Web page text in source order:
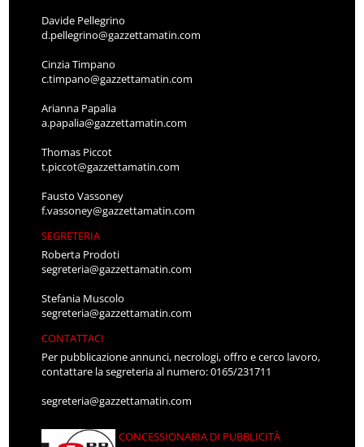
Davide Pellegrino
d.pellegrino@gazzettamatin.com
Cinzia Timpano
c.timpano@gazzettamatin.com
Arianna Papalia
a.papalia@gazzettamatin.com
Thomas Piccot
t.piccot@gazzettamatin.com
Fausto Vassoney
f.vassoney@gazzettamatin.com
SEGRETERIA
Roberta Prodoti
segreteria@gazzettamatin.com
Stefania Muscolo
segreteria@gazzettamatin.com
CONTATTACI
Per pubblicazione annunci, necrologi, offro e cerco lavoro,
contattare la segreteria al numero: 0165/231711
segreteria@gazzettamatin.com
CONCESSIONARIA DI PUBBLICITÀ